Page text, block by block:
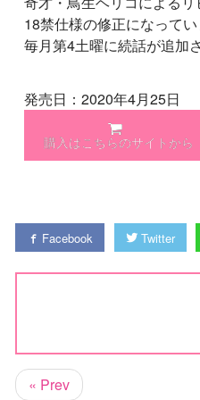
18禁仕様の修正になって
毎月第4土曜に続話が追加
発売日：2020年4月25日
購入はこちらのサイトから
Facebook Twitter
« Prev